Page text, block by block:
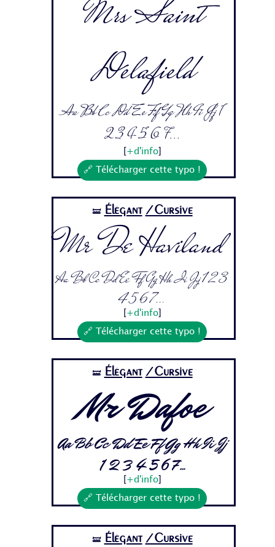
Mrs Saint
Delafield
Aa Bb Cc Dd Ee Ff Gg Hh Ii Jj 1
2 3 4 5 6 7...
+d'info]
🔗 Télécharger cette typo !
🝛 Élégant /Cursive
Mr De Haviland
Aa Bb Cc Dd Ee Ff Gg Hh Ii Jj 1 2 3
4 5 6 7...
+d'info]
🔗 Télécharger cette typo !
🝛 Élégant /Cursive
Mr Dafoe
Aa Bb Cc Dd Ee Ff Gg Hh Ii Jj
1 2 3 4 5 6 7...
+d'info]
🔗 Télécharger cette typo !
🝛 Élégant /Cursive